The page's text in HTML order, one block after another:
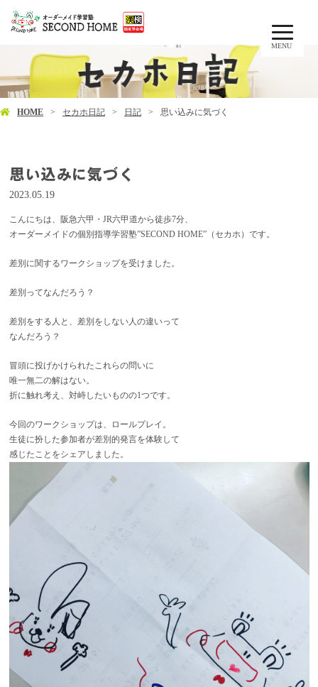
MENU
HOME セカホ日記 日記 思い込みに気づく
思い込みに気づく
2023.05.19
こんにちは、阪急六甲・JR六甲道から徒歩7分、
オーダーメイドの個別指導学習塾”SECOND HOME”（セカホ）です。
差別に関するワークショップを受けました。
差別ってなんだろう？
差別をする人と、差別をしない人の違いって
なんだろう？
冒頭に投げかけられたこれらの問いに
唯一無二の解はない。
折に触れ考え、対峙したいものの1つです。
今回のワークショップは、ロールプレイ。
生徒に扮した参加者が差別的発言を体験して
感じたことをシェアしました。